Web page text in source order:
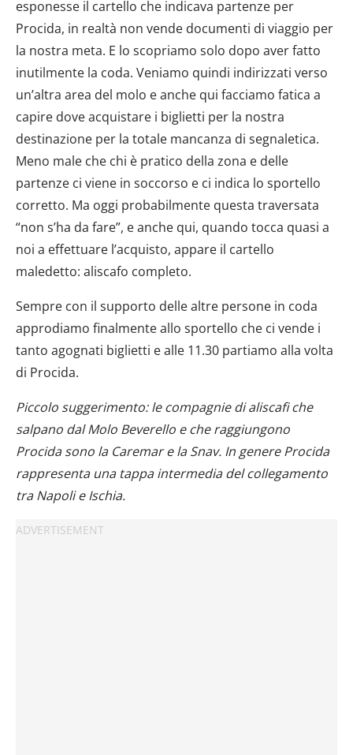
esponesse il cartello che indicava partenze per
Procida, in realtà non vende documenti di viaggio per
la nostra meta. E lo scopriamo solo dopo aver fatto
inutilmente la coda. Veniamo quindi indirizzati verso
un’altra area del molo e anche qui facciamo fatica a
capire dove acquistare i biglietti per la nostra
destinazione per la totale mancanza di segnaletica.
Meno male che chi è pratico della zona e delle
partenze ci viene in soccorso e ci indica lo sportello
corretto. Ma oggi probabilmente questa traversata
“non s’ha da fare”, e anche qui, quando tocca quasi a
noi a effettuare l’acquisto, appare il cartello
maledetto: aliscafo completo.
Sempre con il supporto delle altre persone in coda
approdiamo finalmente allo sportello che ci vende i
tanto agognati biglietti e alle 11.30 partiamo alla volta
di Procida.
Piccolo suggerimento: le compagnie di aliscafi che
salpano dal Molo Beverello e che raggiungono
Procida sono la Caremar e la Snav. In genere Procida
rappresenta una tappa intermedia del collegamento
tra Napoli e Ischia.